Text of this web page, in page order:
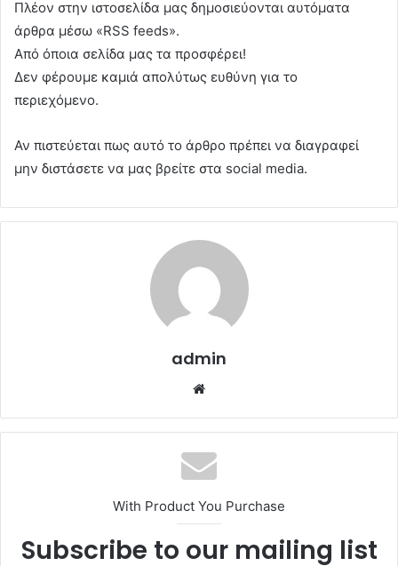
Πλέον στην ιστοσελίδα μας δημοσιεύονται αυτόματα
άρθρα μέσω «RSS feeds».
Από όποια σελίδα μας τα προσφέρει!
Δεν φέρουμε καμιά απολύτως ευθύνη για το
περιεχόμενο.
Αν πιστεύεται πως αυτό το άρθρο πρέπει να διαγραφεί
μην διστάσετε να μας βρείτε στα social media.
admin
With Product You Purchase
Subscribe to our mailing list